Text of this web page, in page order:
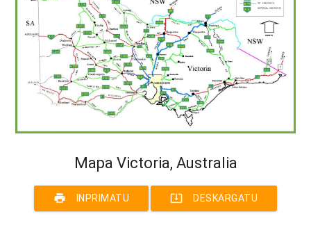
Mapa Victoria, Australia
print INPRIMATU system_update_alt DESKARGATU